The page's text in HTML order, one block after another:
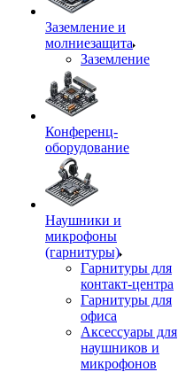
Заземление и
молниезащита
Заземление
Конференц-
оборудование
Наушники и
микрофоны
(гарнитуры)
Гарнитуры для
контакт-центра
Гарнитуры для
офиса
Аксессуары для
наушников и
микрофонов